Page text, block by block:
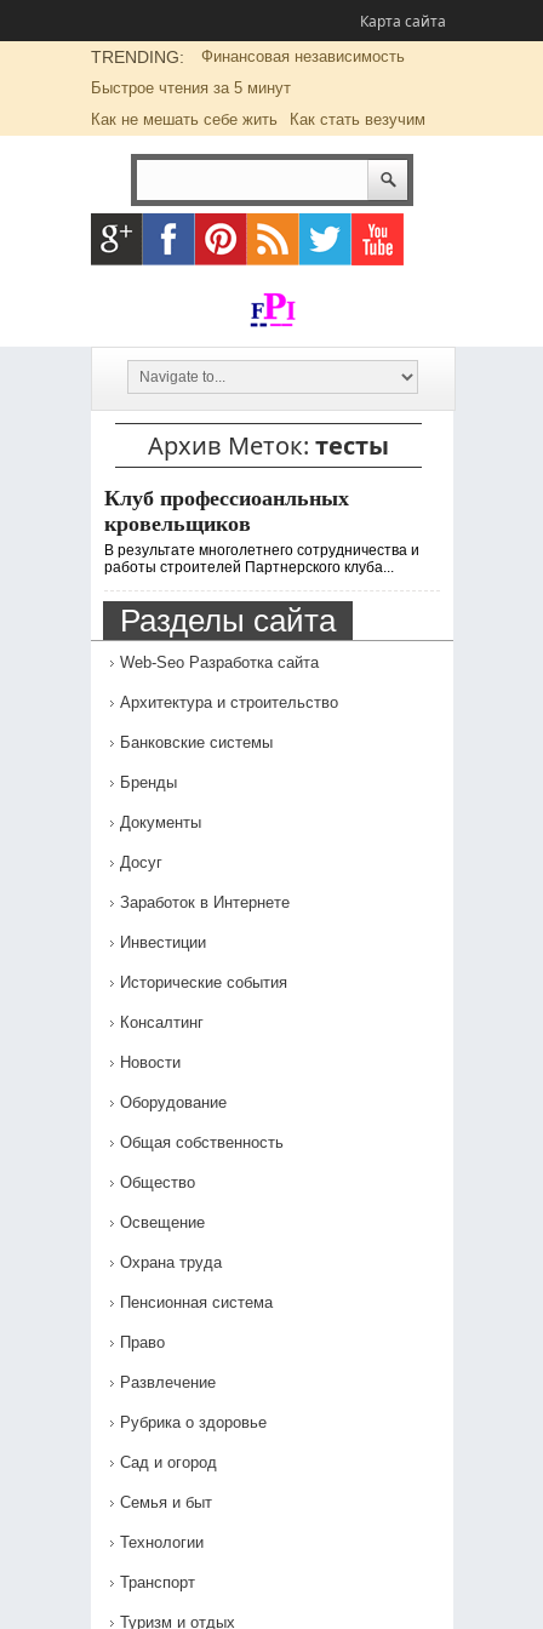
Карта сайта
TRENDING:
Финансовая независимость
Быстрое чтения за 5 минут
Как не мешать себе жить
Как стать везучим
Архив Меток: тесты
Клуб профессиоанльных
кровельщиков
В результате многолетнего сотрудничества и
работы строителей Партнерского клуба...
Разделы сайта
Web-Seo Разработка сайта
Архитектура и строительство
Банковские системы
Бренды
Документы
Досуг
Заработок в Интернете
Инвестиции
Исторические события
Консалтинг
Новости
Оборудование
Общая собственность
Общество
Освещение
Охрана труда
Пенсионная система
Право
Развлечение
Рубрика о здоровье
Сад и огород
Семья и быт
Технологии
Транспорт
Туризм и отдых